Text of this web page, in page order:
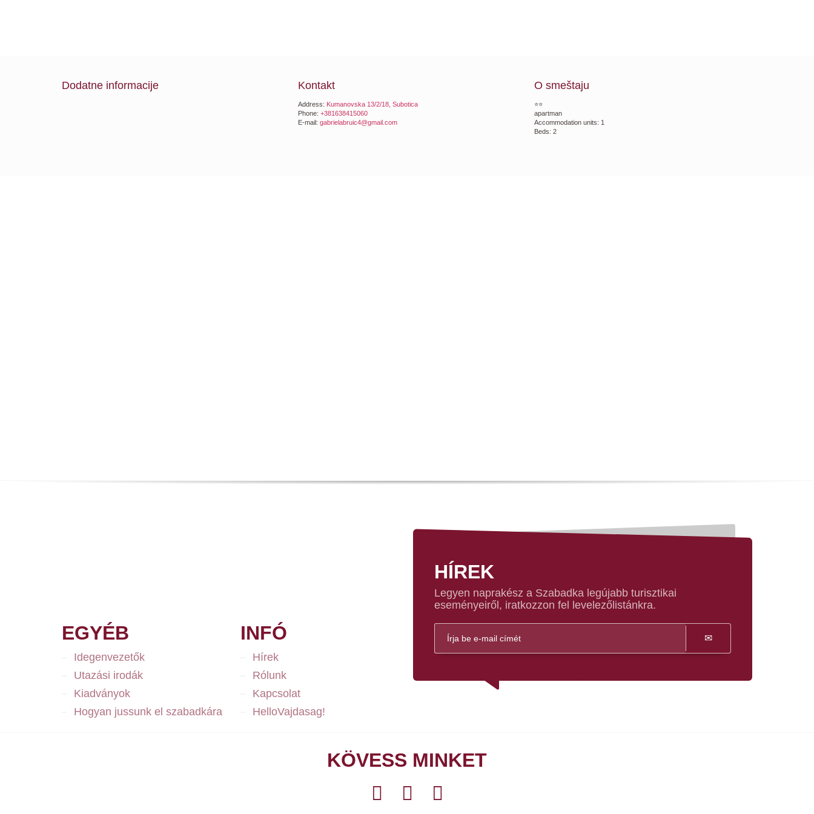
Dodatne informacije Kontakt
Address: Kumanovska 13/2/18, Subotica
Phone: +381638415060
E-mail: gabrielabruic4@gmail.com
O smeštaju
⭐⭐
apartman
Accommodation units: 1
Beds: 2
EGYÉB
Idegenvezetők
Utazási irodák
Kiadványok
Hogyan jussunk el szabadkára
INFÓ
Hírek
Rólunk
Kapcsolat
HelloVajdasag!
HÍREK
Legyen naprakész a Szabadka legújabb turisztikai
eseményeiről, iratkozzon fel levelezőlistánkra.
KÖVESS MINKET